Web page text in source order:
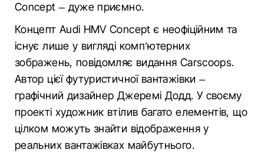
Concept – дуже приємно.
Концепт Audi HMV Concept є неофіційним та
існує лише у вигляді комп’ютерних
зображень, повідомляє видання Сarscoops.
Автор цієї футуристичної вантажівки –
графічний дизайнер Джеремі Додд. У своєму
проекті художник втілив багато елементів, що
цілком можуть знайти відображення у
реальних вантажівках майбутнього.